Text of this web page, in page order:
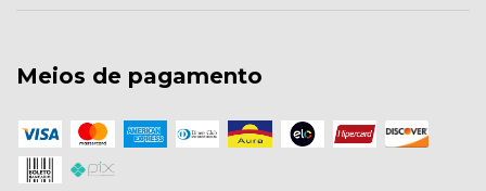
Meios de pagamento